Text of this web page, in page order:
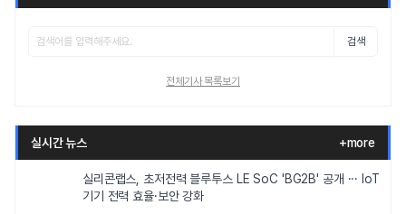
검색
전체기사 목록보기
실시간 뉴스 +more
실리콘랩스, 초저전력 블루투스 LE SoC 'BG2B' 공개 ··· IoT
기기 전력 효율·보안 강화